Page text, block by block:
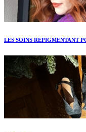
LES SOINS REPIGMENTANT